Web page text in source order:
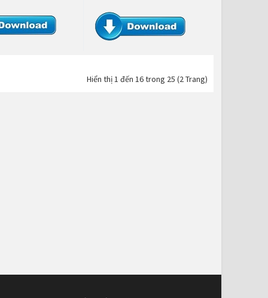
Hiển thị 1 đến 16 trong 25 (2 Trang)